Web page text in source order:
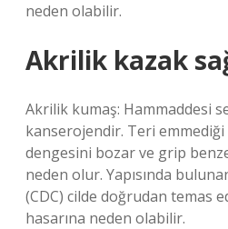
neden olabilir.
Akrilik kazak
Akrilik kumaş: Hammaddesi
kanserojendir. Teri emmediği
dengesini bozar ve grip
neden olur. Yapısında
(CDC) cilde doğrudan temas
hasarına neden olabilir.